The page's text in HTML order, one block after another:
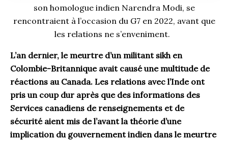
son homologue indien Narendra Modi, se
rencontraient à l’occasion du G7 en 2022, avant que
les relations ne s’enveniment.
L’an dernier, le meurtre d’un militant sikh en
Colombie-Britannique avait causé une multitude de
réactions au Canada. Les relations avec l’Inde ont
pris un coup dur après que des informations des
Services canadiens de renseignements et de
sécurité aient mis de l’avant la théorie d’une
implication du gouvernement indien dans le meurtre